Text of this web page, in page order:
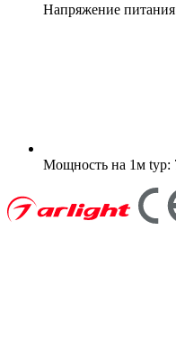
Напряжение питания
Мощность на 1м typ: